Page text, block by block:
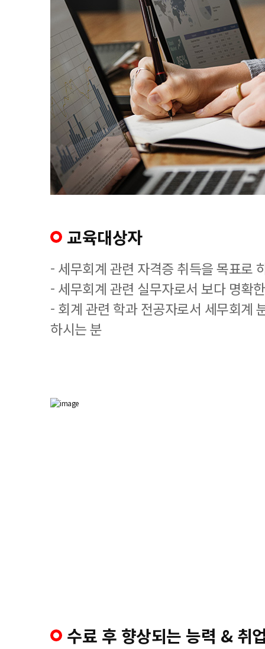
교육대상자
- 세무회계 관련 자격증 취득을 목표로
- 세무회계 관련 실무자로서 보다 명확
- 회계 관련 학과 전공자로서 세무회계
하시는 분
수료 후 향상되는 능력 & 취